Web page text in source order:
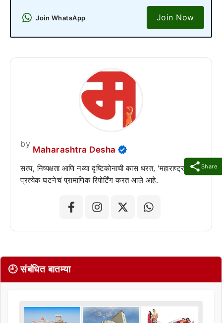
Share
Join WhatsApp Join Now
by
Maharashtra Desha
सत्य, निष्पक्षता आणि नव्या दृष्टिकोनाची कास धरत, 'महाराष्ट्र देशा'
प्रत्येक घटनेचं प्रामाणिक रिपोर्टिंग करत आले आहे.
🕘 संबंधित बातम्या